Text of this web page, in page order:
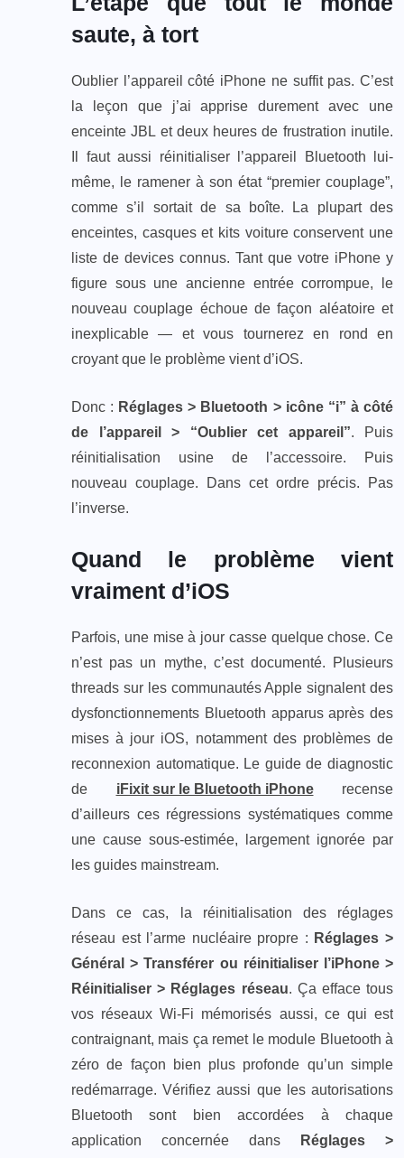
saute, à tort
Oublier l’appareil côté iPhone ne suffit pas. C’est
la leçon que j’ai apprise durement avec une
enceinte JBL et deux heures de frustration inutile.
Il faut aussi réinitialiser l’appareil Bluetooth lui-
même, le ramener à son état “premier couplage”,
comme s’il sortait de sa boîte. La plupart des
enceintes, casques et kits voiture conservent une
liste de devices connus. Tant que votre iPhone y
figure sous une ancienne entrée corrompue, le
nouveau couplage échoue de façon aléatoire et
inexplicable — et vous tournerez en rond en
croyant que le problème vient d’iOS.
Donc : Réglages > Bluetooth > icône “i” à côté
de l’appareil > “Oublier cet appareil”. Puis
réinitialisation usine de l’accessoire. Puis
nouveau couplage. Dans cet ordre précis. Pas
l’inverse.
Quand le problème vient
vraiment d’iOS
Parfois, une mise à jour casse quelque chose. Ce
n’est pas un mythe, c’est documenté. Plusieurs
threads sur les communautés Apple signalent des
dysfonctionnements Bluetooth apparus après des
mises à jour iOS, notamment des problèmes de
reconnexion automatique. Le guide de diagnostic
de iFixit sur le Bluetooth iPhonerecense
d’ailleurs ces régressions systématiques comme
une cause sous-estimée, largement ignorée par
les guides mainstream.
Dans ce cas, la réinitialisation des réglages
réseau est l’arme nucléaire propre : Réglages >
Général > Transférer ou réinitialiser l’iPhone >
Réinitialiser > Réglages réseau. Ça efface tous
vos réseaux Wi-Fi mémorisés aussi, ce qui est
contraignant, mais ça remet le module Bluetooth à
zéro de façon bien plus profonde qu’un simple
redémarrage. Vérifiez aussi que les autorisations
Bluetooth sont bien accordées à chaque
application concernée dans
Réglages >